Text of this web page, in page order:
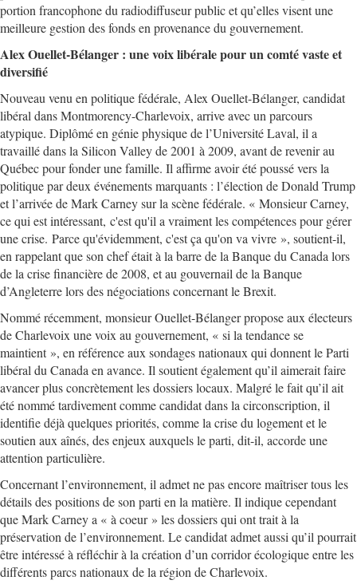
portion francophone du radiodiffuseur public et qu’elles visent une
meilleure gestion des fonds en provenance du gouvernement.
Alex Ouellet-Bélanger : une voix libérale pour un comté vaste et
diversifié
Nouveau venu en politique fédérale, Alex Ouellet-Bélanger, candidat
libéral dans Montmorency-Charlevoix, arrive avec un parcours
atypique. Diplômé en génie physique de l’Université Laval, il a
travaillé dans la Silicon Valley de 2001 à 2009, avant de revenir au
Québec pour fonder une famille. Il affirme avoir été poussé vers la
politique par deux événements marquants : l’élection de Donald Trump
et l’arrivée de Mark Carney sur la scène fédérale. « Monsieur Carney,
ce qui est intéressant, c'est qu'il a vraiment les compétences pour gérer
une crise. Parce qu'évidemment, c'est ça qu'on va vivre », soutient-il,
en rappelant que son chef était à la barre de la Banque du Canada lors
de la crise financière de 2008, et au gouvernail de la Banque
d’Angleterre lors des négociations concernant le Brexit.
Nommé récemment, monsieur Ouellet-Bélanger propose aux électeurs
de Charlevoix une voix au gouvernement, « si la tendance se
maintient », en référence aux sondages nationaux qui donnent le Parti
libéral du Canada en avance. Il soutient également qu’il aimerait faire
avancer plus concrètement les dossiers locaux. Malgré le fait qu’il ait
été nommé tardivement comme candidat dans la circonscription, il
identifie déjà quelques priorités, comme la crise du logement et le
soutien aux aînés, des enjeux auxquels le parti, dit-il, accorde une
attention particulière.
Concernant l’environnement, il admet ne pas encore maîtriser tous les
détails des positions de son parti en la matière. Il indique cependant
que Mark Carney a « à coeur » les dossiers qui ont trait à la
préservation de l’environnement. Le candidat admet aussi qu’il pourrait
être intéressé à réfléchir à la création d’un corridor écologique entre les
différents parcs nationaux de la région de Charlevoix.